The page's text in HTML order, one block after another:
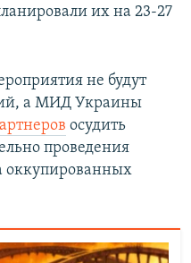
их на 23-27
не будут
а МИД Украины
осудить
проведения
оккупированных